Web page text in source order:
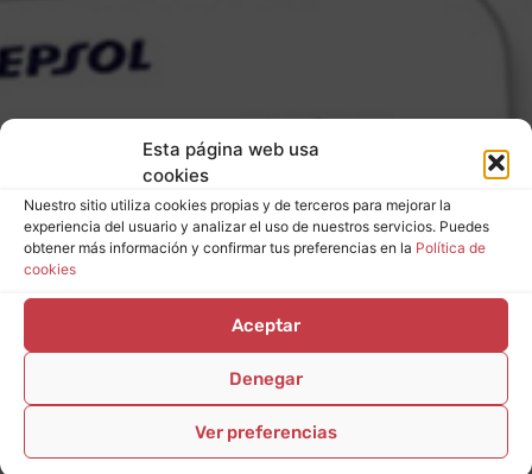
Esta página web usa
cookies
Nuestro sitio utiliza cookies propias y de terceros para mejorar la
experiencia del usuario y analizar el uso de nuestros servicios. Puedes
obtener más información y confirmar tus preferencias en la Política de
cookies
Aceptar
Denegar
Ver preferencias